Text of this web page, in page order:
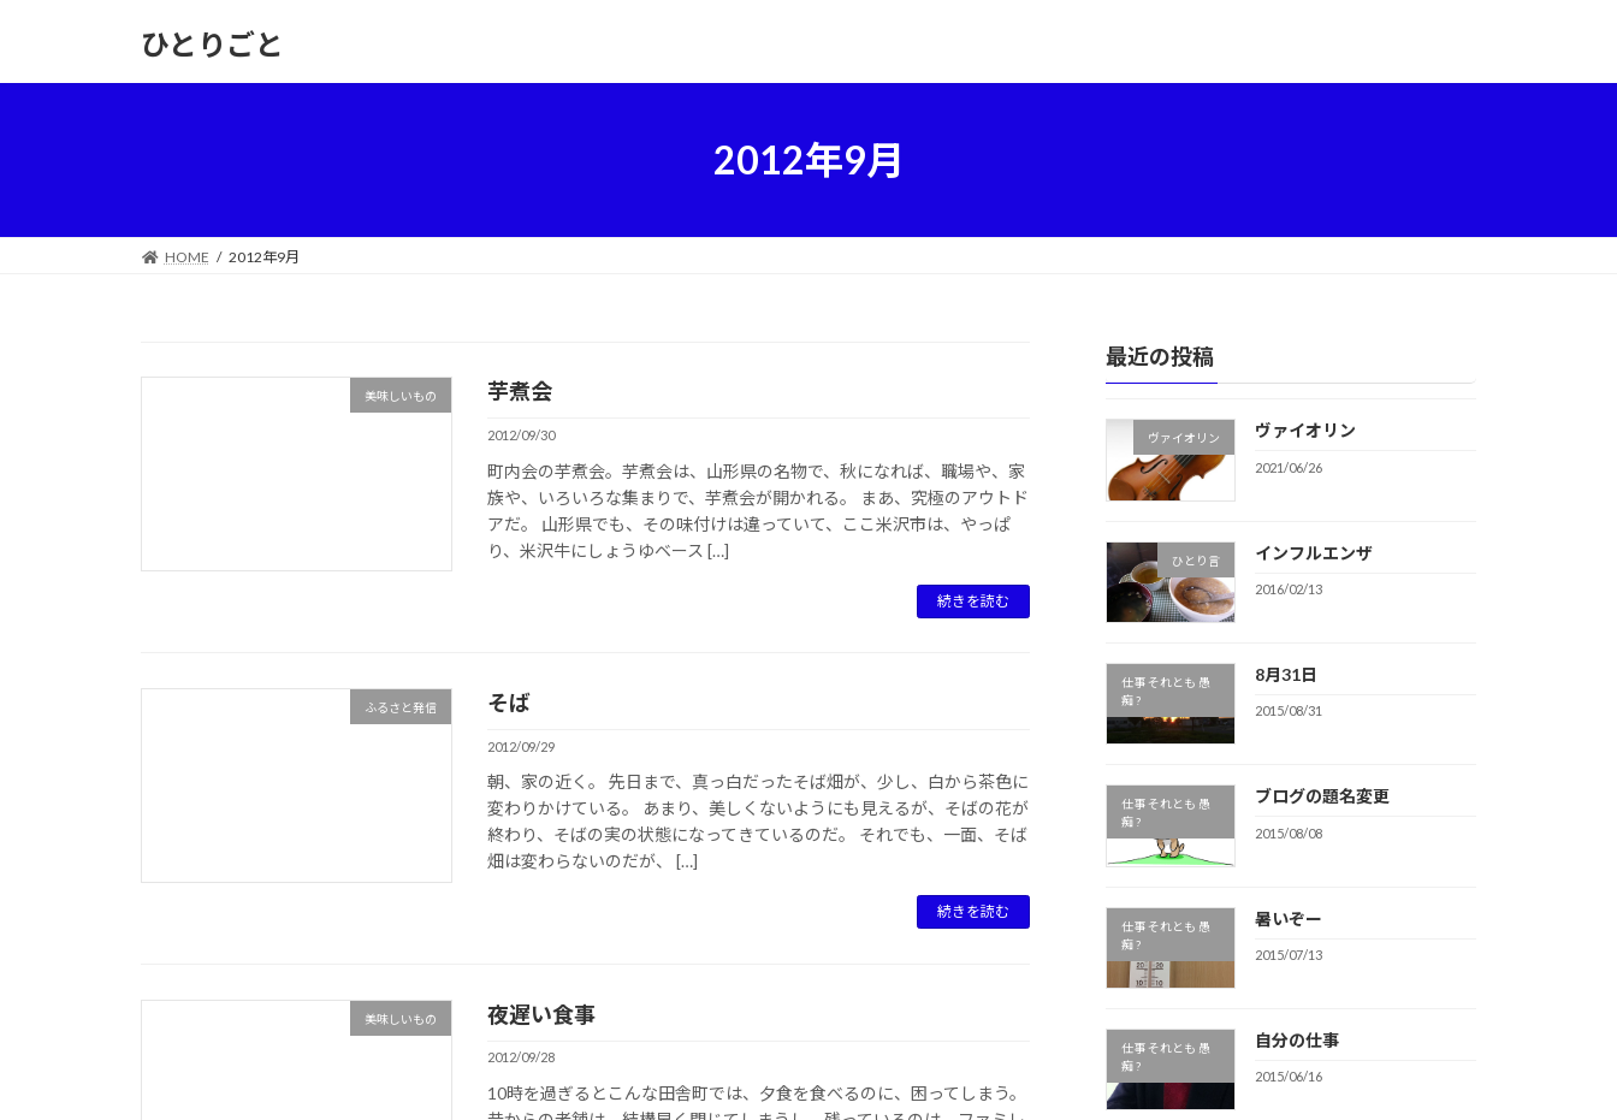
ッ
移
ひとりごと
2012年9月
HOME 2012年9月
美味しいもの 芋煮会
2012/09/30
町内会の芋煮会。芋煮会は、山形県の名物で、秋になれば、職場や、家
族や、いろいろな集まりで、芋煮会が開かれる。 まあ、究極のアウトド
アだ。 山形県でも、その味付けは違っていて、ここ米沢市は、やっぱ
り、米沢牛にしょうゆベース […]
続きを読む
ふるさと発信 そば
2012/09/29
朝、家の近く。 先日まで、真っ白だったそば畑が、少し、白から茶色に
変わりかけている。 あまり、美しくないようにも見えるが、そばの花が
終わり、そばの実の状態になってきているのだ。 それでも、一面、そば
畑は変わらないのだが、 […]
続きを読む
美味しいもの 夜遅い食事
2012/09/28
10時を過ぎるとこんな田舎町では、夕食を食べるのに、困ってしまう。
最近の投稿
ヴァイオリン ヴァイオリン
2021/06/26
ひとり言 インフルエンザ
2016/02/13
仕事 それとも 愚
痴 ?
8月31日
2015/08/31
仕事 それとも 愚
痴 ?
ブログの題名変更
2015/08/08
仕事 それとも 愚
痴 ?
暑いぞー
2015/07/13
仕事 それとも 愚
痴 ?
自分の仕事
2015/06/16